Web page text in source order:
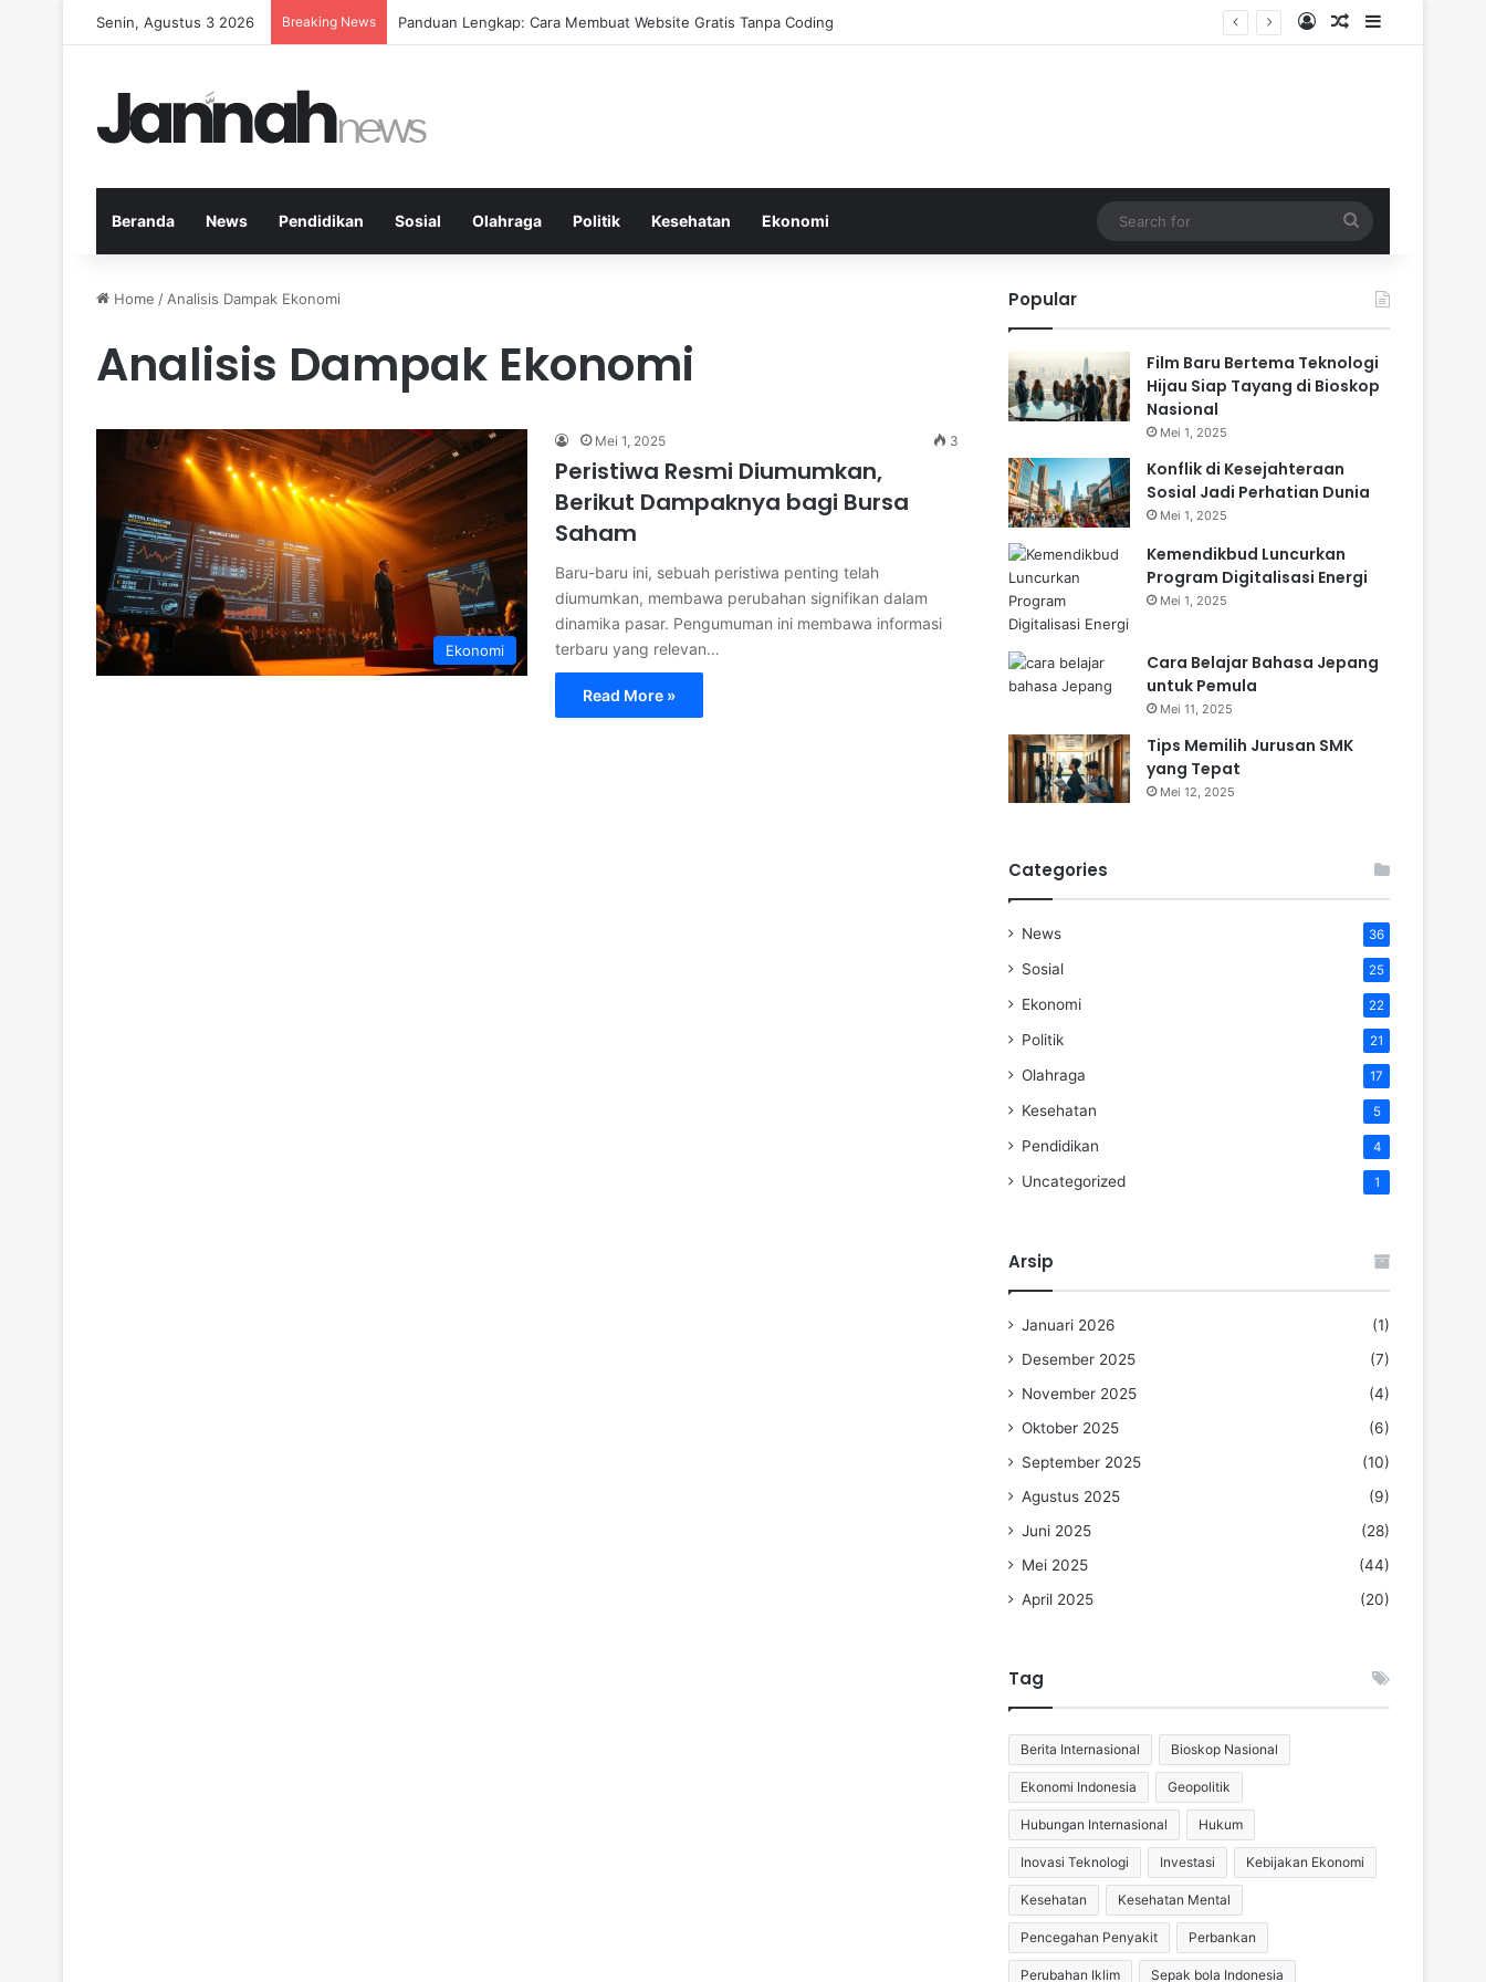
Senin, Agustus 3 2026 Breaking News Panduan Lengkap: Cara Membuat Website Gratis Tanpa Coding Log InRandom Article
Sidebar
Beranda News Pendidikan Sosial Olahraga Politik Kesehatan Ekonomi
for
Home / Analisis Dampak Ekonomi
Analisis Dampak Ekonomi
Ekonomi
Mei 1, 2025 3
Peristiwa Resmi Diumumkan,
Berikut Dampaknya bagi Bursa
Saham
Baru-baru ini, sebuah peristiwa penting telah
diumumkan, membawa perubahan signifikan dalam
dinamika pasar. Pengumuman ini membawa informasi
terbaru yang relevan…
Read More »
Popular
Film Baru Bertema Teknologi
Hijau Siap Tayang di Bioskop
Nasional
Mei 1, 2025
Konflik di Kesejahteraan
Sosial Jadi Perhatian Dunia
Mei 1, 2025
Kemendikbud Luncurkan
Program Digitalisasi Energi
Mei 1, 2025
Cara Belajar Bahasa Jepang
untuk Pemula
Mei 11, 2025
Tips Memilih Jurusan SMK
yang Tepat
Mei 12, 2025
Categories
News 36
Sosial 25
Ekonomi 22
Politik 21
Olahraga 17
Kesehatan 5
Pendidikan 4
Uncategorized 1
Arsip
Januari 2026
(1)
Desember 2025
(7)
November 2025
(4)
Oktober 2025
(6)
September 2025
(10)
Agustus 2025
(9)
Juni 2025
(28)
Mei 2025
(44)
April 2025
(20)
Tag
Berita Internasional Bioskop Nasional
Ekonomi Indonesia Geopolitik
Hubungan Internasional Hukum
Inovasi Teknologi Investasi Kebijakan Ekonomi
Kesehatan Kesehatan Mental
Pencegahan Penyakit Perbankan
Perubahan Iklim Sepak bola Indonesia